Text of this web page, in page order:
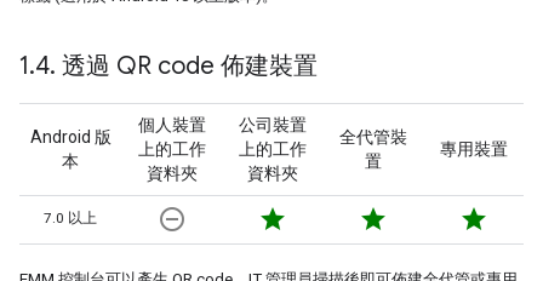
1.4. 透過 QR code 佈建裝置
Android 版
本
個人裝置
上的工作
資料夾
公司裝置
上的工作
資料夾
全代管裝
置
專用裝置
7.0 以上 remove_circle_outline star star star